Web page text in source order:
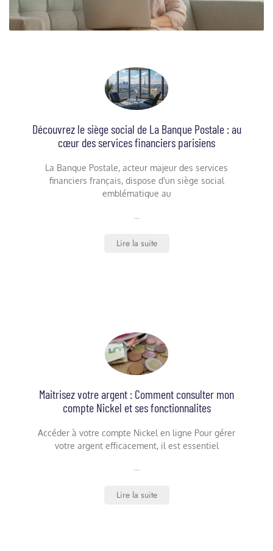
Découvrez le siège social de La Banque Postale : au
cœur des services financiers parisiens
La Banque Postale, acteur majeur des services
financiers français, dispose d'un siège social
emblématique au
Lire la suite
Maitrisez votre argent : Comment consulter mon
compte Nickel et ses fonctionnalites
Accéder à votre compte Nickel en ligne Pour gérer
votre argent efficacement, il est essentiel
Lire la suite